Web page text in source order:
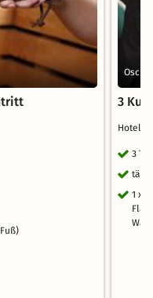
3
Hotel
3
1 x